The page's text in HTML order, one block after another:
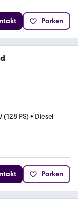
Parken
(128 PS) • Diesel
Parken